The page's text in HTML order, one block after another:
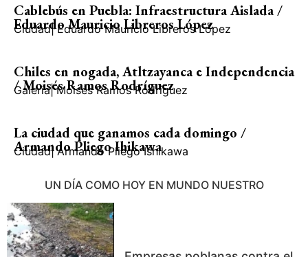
Cablebús en Puebla: Infraestructura Aislada /
Eduardo Mauricio Libreros López
Ciudad| Eduardo Mauricio Libreros López
Chiles en nogada, Atltzayanca e Independencia
/ Moisés Ramos Rodríguez
Galería| Moisés Ramos Rodríguez
La ciudad que ganamos cada domingo /
Armando Pliego Ihikawa
Ciudad| Armando Pliego Ishikawa
UN DÍA COMO HOY EN MUNDO NUESTRO